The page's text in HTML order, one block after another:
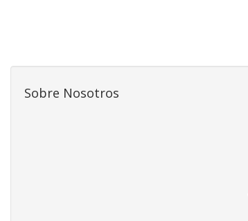
Sobre Nosotros